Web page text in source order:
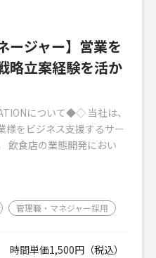
ージャー】営業を
略立案経験を活か
について◆◇ 当社は、
様をビジネス支援するサー
飲食店の業態開発におい
管理職・マネジャー採用
時間単価1,500円（税込）